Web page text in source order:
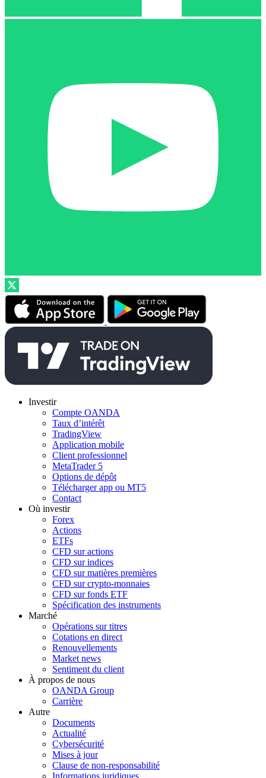
Investir
Compte OANDA
Taux d’intérêt
TradingView
Application mobile
Client professionnel
MetaTrader 5
Options de dépôt
Télécharger app ou MT5
Contact
Où investir
Forex
Actions
ETFs
CFD sur actions
CFD sur indices
CFD sur matières premières
CFD sur crypto-monnaies
CFD sur fonds ETF
Spécification des instruments
Marché
Opérations sur titres
Cotations en direct
Renouvellements
Market news
Sentiment du client
À propos de nous
OANDA Group
Carrière
Autre
Documents
Actualité
Cybersécurité
Mises à jour
Clause de non-responsabilité
Informations juridiques